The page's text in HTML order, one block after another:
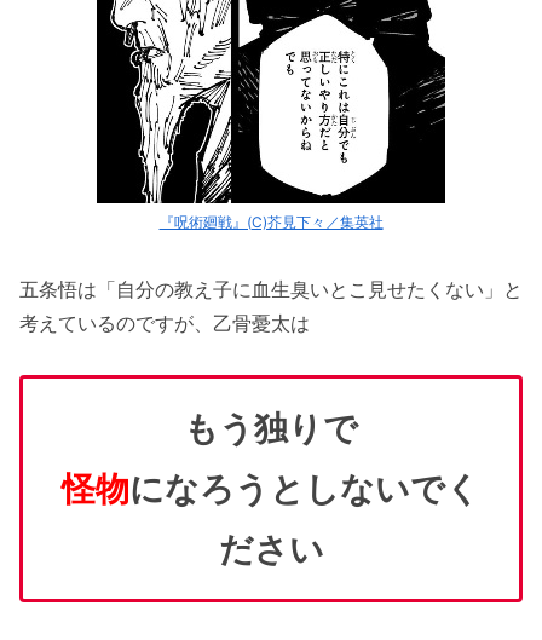
『呪術廻戦』(C)芥見下々／集英社
五条悟は「自分の教え子に血生臭いとこ見せたくない」と
考えているのですが、乙骨憂太は
もう独りで
怪物になろうとしないでく
ださい